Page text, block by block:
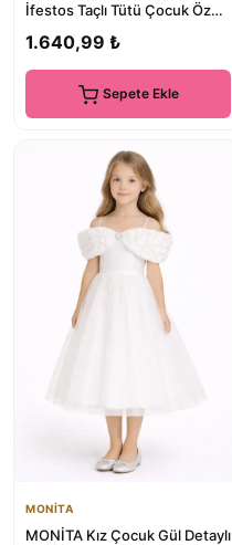
İfestos Taçlı Tütü Çocuk Özel
1.640,99 ₺
Sepete Ekle
MONİTA
MONİTA Kız Çocuk Gül Detaylı